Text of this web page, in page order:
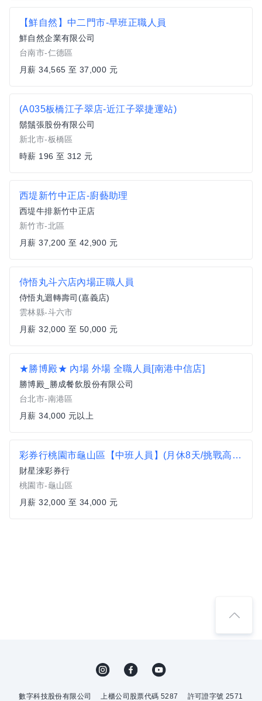
【鮮自然】中二門市-早班正職人員
鮮自然企業有限公司
台南市-仁德區
月薪 34,565 至 37,000 元
(A035板橋江子翠店-近江子翠捷運站)
鬍鬚張股份有限公司
新北市-板橋區
時薪 196 至 312 元
西堤新竹中正店-廚藝助理
西堤牛排新竹中正店
新竹市-北區
月薪 37,200 至 42,900 元
侍悟丸斗六店內場正職人員
侍悟丸迴轉壽司(嘉義店)
雲林縣-斗六市
月薪 32,000 至 50,000 元
★勝博殿★ 內場 外場 全職人員[南港中信店]
勝博殿_勝成餐飲股份有限公司
台北市-南港區
月薪 34,000 元以上
彩券行桃園市龜山區【中班人員】(月休8天/挑戰高薪/三節獎金/業績獎金/無經驗可)
財星淶彩券行
桃園市-龜山區
月薪 32,000 至 34,000 元
數字科技股份有限公司 上櫃公司股票代碼 5287 許可證字號 2571